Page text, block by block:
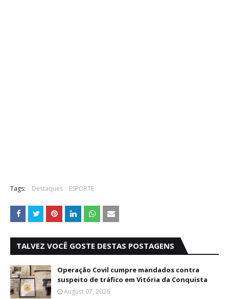
Tags: Destaques ESPORTE
TALVEZ VOCÊ GOSTE DESTAS POSTAGENS
Operação Covil cumpre mandados contra
suspeito de tráfico em Vitória da Conquista
August 07, 2026